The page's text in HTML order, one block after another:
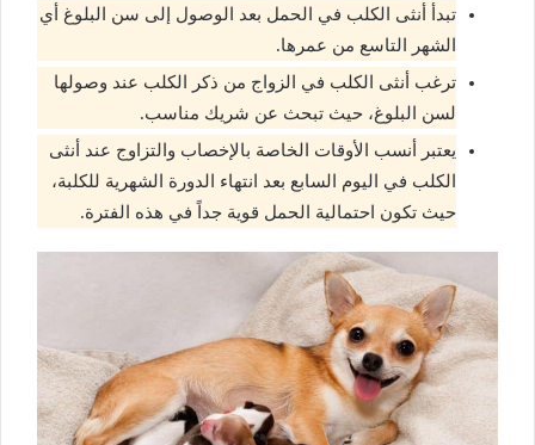
تبدأ أنثى الكلب في الحمل بعد الوصول إلى سن البلوغ أي
الشهر التاسع من عمرها.
ترغب أنثى الكلب في الزواج من ذكر الكلب عند وصولها
لسن البلوغ، حيث تبحث عن شريك مناسب.
يعتبر أنسب الأوقات الخاصة بالإخصاب والتزاوج عند أنثى
الكلب في اليوم السابع بعد انتهاء الدورة الشهرية للكلبة،
حيث تكون احتمالية الحمل قوية جداً في هذه الفترة.